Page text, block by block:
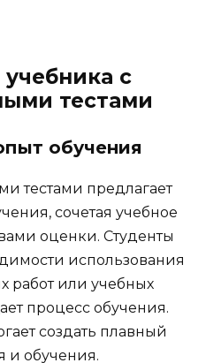
с
тестами
обучения
тестами предлагает
сочетая учебное
оценки. Студенты
использования
работ или учебных
процесс обучения.
создать плавный
и обучения.